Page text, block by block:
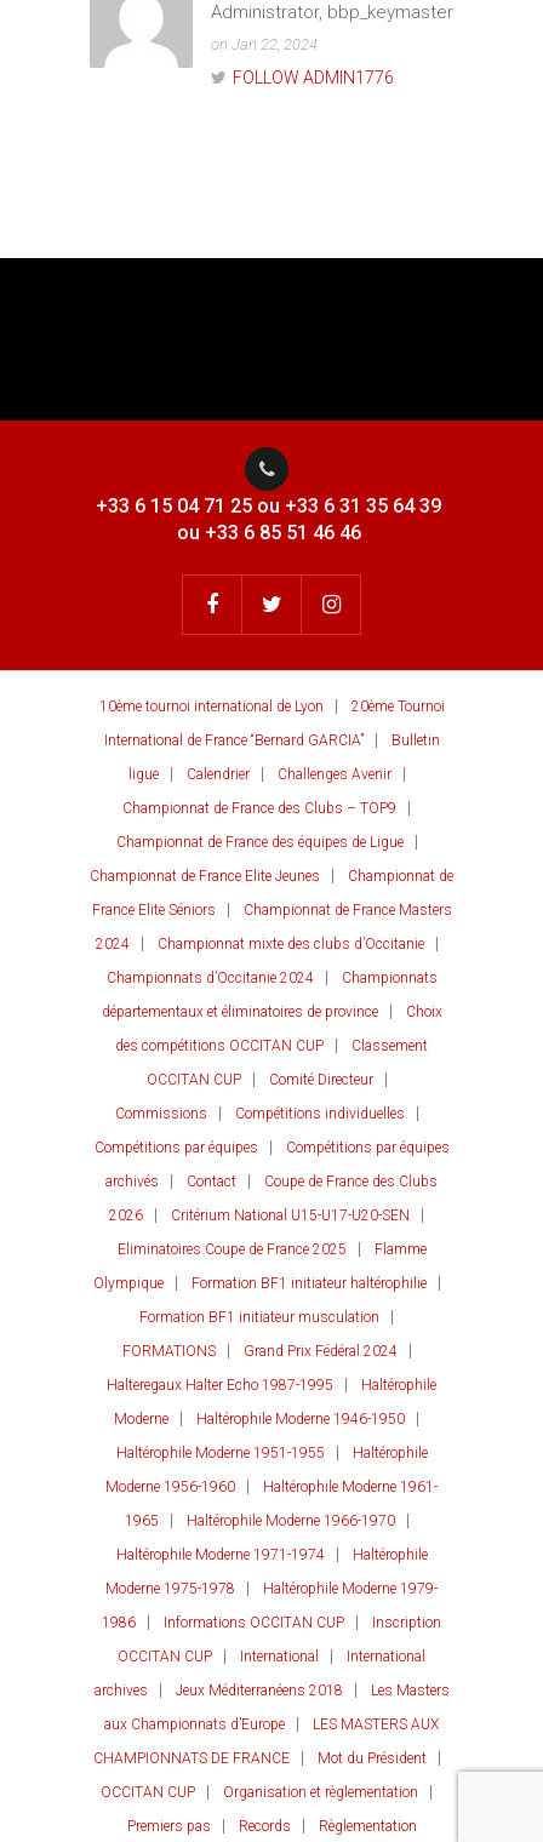
Administrator, bbp_keymaster
on Jan 22, 2024
FOLLOW ADMIN1776
+33 6 15 04 71 25 ou +33 6 31 35 64 39
ou +33 6 85 51 46 46
10ème tournoi international de Lyon
20ème Tournoi
International de France “Bernard GARCIA”
Bulletin
ligue
Calendrier
Challenges Avenir
Championnat de France des Clubs – TOP9
Championnat de France des équipes de Ligue
Championnat de France Elite Jeunes
Championnat de
France Elite Séniors
Championnat de France Masters
2024
Championnat mixte des clubs d’Occitanie
Championnats d’Occitanie 2024
Championnats
départementaux et éliminatoires de province
Choix
des compétitions OCCITAN CUP
Classement
OCCITAN CUP
Comité Directeur
Commissions
Compétitions individuelles
Compétitions par équipes
Compétitions par équipes
archivés
Contact
Coupe de France des Clubs
2026
Critérium National U15-U17-U20-SEN
Eliminatoires Coupe de France 2025
Flamme
Olympique
Formation BF1 initiateur haltérophilie
Formation BF1 initiateur musculation
FORMATIONS
Grand Prix Fédéral 2024
Halteregaux Halter Echo 1987-1995
Haltérophile
Moderne
Haltérophile Moderne 1946-1950
Haltérophile Moderne 1951-1955
Haltérophile
Moderne 1956-1960
Haltérophile Moderne 1961-
1965
Haltérophile Moderne 1966-1970
Haltérophile Moderne 1971-1974
Haltérophile
Moderne 1975-1978
Haltérophile Moderne 1979-
1986
Informations OCCITAN CUP
Inscription
OCCITAN CUP
International
International
archives
Jeux Méditerranéens 2018
Les Masters
aux Championnats d’Europe
LES MASTERS AUX
CHAMPIONNATS DE FRANCE
Mot du Président
OCCITAN CUP
Organisation et règlementation
Premiers pas
Records Règlementation